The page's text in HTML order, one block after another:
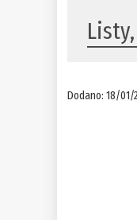
Dodano: 18/01/